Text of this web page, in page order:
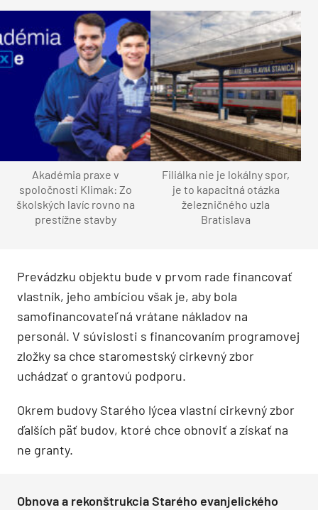
Akadémia praxe v
spoločnosti Klimak: Zo
školských lavíc rovno na
prestížne stavby
Filiálka nie je lokálny spor,
je to kapacitná otázka
železničného uzla
Bratislava
Prevádzku objektu bude v prvom rade financovať
vlastník, jeho ambíciou však je, aby bola
samofinancovateľná vrátane nákladov na
personál. V súvislosti s financovaním programovej
zložky sa chce staromestský cirkevný zbor
uchádzať o grantovú podporu.
Okrem budovy Starého lýcea vlastní cirkevný zbor
ďalších päť budov, ktoré chce obnoviť a získať na
ne granty.
Obnova a rekonštrukcia Starého evanjelického